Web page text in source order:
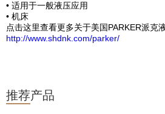
• 适用于一般液压应用
• 机床
点击这里查看更多关于美国PARKER派克
http://www.shdnk.com/parker/
推荐产品